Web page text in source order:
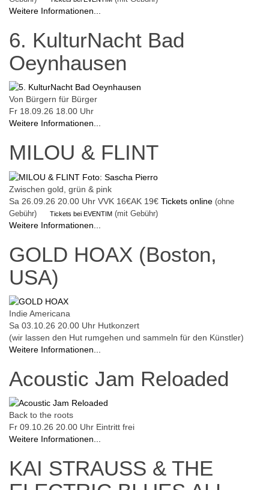
Weitere Informationen...
6. KulturNacht Bad
Oeynhausen
Von Bürgern für Bürger
Fr 18.09.26 18.00 Uhr
Weitere Informationen...
MILOU & FLINT
Zwischen gold, grün & pink
Sa 26.09.26 20.00 Uhr VVK 16€AK 19€ Tickets online (ohne
Gebühr)
Tickets bei EVENTIM (mit Gebühr)
Weitere Informationen...
GOLD HOAX (Boston,
USA)
Indie Americana
Sa 03.10.26 20.00 Uhr Hutkonzert
(wir lassen den Hut rumgehen und sammeln für den Künstler)
Weitere Informationen...
Acoustic Jam Reloaded
Back to the roots
Fr 09.10.26 20.00 Uhr Eintritt frei
Weitere Informationen...
KAI STRAUSS & THE